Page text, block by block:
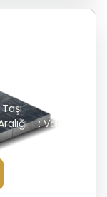
: Var